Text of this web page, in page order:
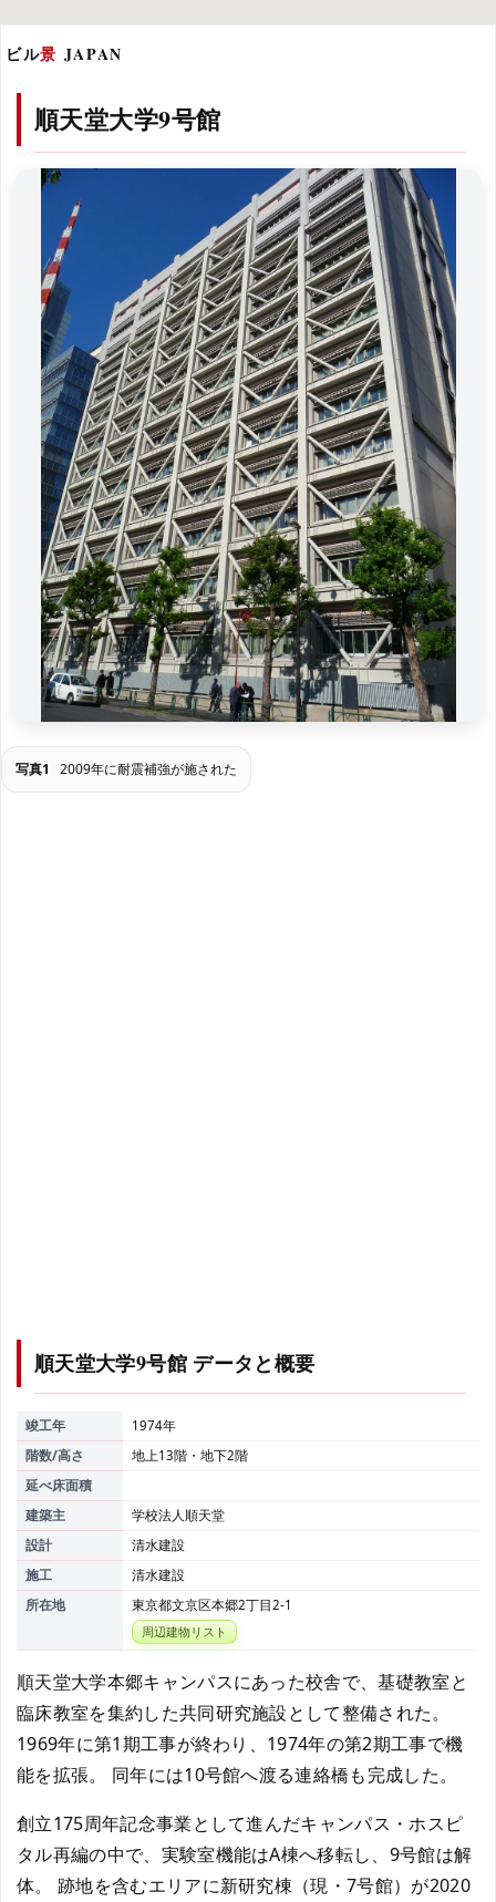
ビル景 JAPAN
順天堂大学9号館
写真1 2009年に耐震補強が施された
順天堂大学9号館 データと概要
竣工年
1974年
階数/高さ
地上13階・地下2階
延べ床面積
建築主
学校法人順天堂
設計
清水建設
施工
清水建設
所在地
東京都文京区本郷2丁目2-1
周辺建物リスト
順天堂大学本郷キャンパスにあった校舎で、基礎教室と
臨床教室を集約した共同研究施設として整備された。
1969年に第1期工事が終わり、1974年の第2期工事で機
能を拡張。 同年には10号館へ渡る連絡橋も完成した。
創立175周年記念事業として進んだキャンパス・ホスピ
タル再編の中で、実験室機能はA棟へ移転し、9号館は解
体。 跡地を含むエリアに新研究棟（現・7号館）が2020